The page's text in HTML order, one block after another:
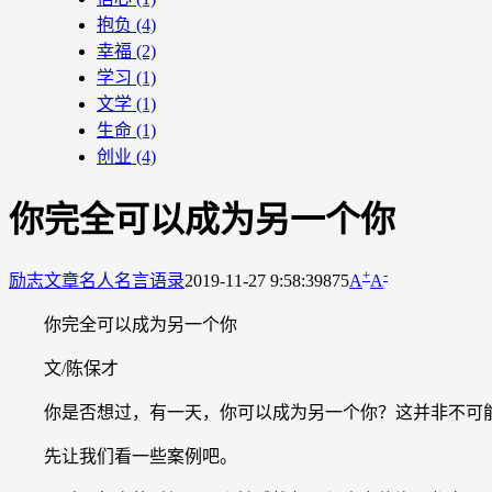
抱负 (4)
幸福 (2)
学习 (1)
文学 (1)
生命 (1)
创业 (4)
你完全可以成为另一个你
励志文章名人名言语录2019-11-27 9:58:39875A+A-
你完全可以成为另一个你
文/陈保才
你是否想过，有一天，你可以成为另一个你？这并非不可
先让我们看一些案例吧。